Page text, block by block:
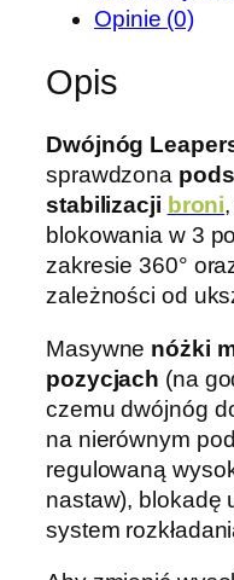
j
ó
g
L
e
a
p
r
s
U
T
G
R
e
c
Opinie (0)
Opis
Dwójnóg
sprawdzona
stabilizacji broni
blokowania w 3
zakresie 360°
zależności od
Masywne nóżki
pozycjach (na
czemu dwójnóg
na nierównym
regulowaną
nastaw), blokadę
system